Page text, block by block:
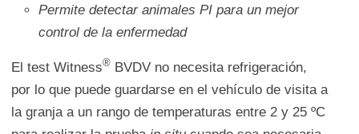
Permite detectar animales PI para un mejor
control de la enfermedad
El test Witness®BVDV no necesita refrigeración,
por lo que puede guardarse en el vehículo de visita a
la granja a un rango de temperaturas entre 2 y 25 ºC